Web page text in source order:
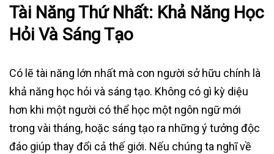
Tài Năng Thứ Nhất: Khả Năng Học
Hỏi Và Sáng Tạo
Có lẽ tài năng lớn nhất mà con người sở hữu chính là
khả năng học hỏi và sáng tạo. Không có gì kỳ diệu
hơn khi một người có thể học một ngôn ngữ mới
trong vài tháng, hoặc sáng tạo ra những ý tưởng độc
đáo giúp thay đổi cả thế giới. Nếu chúng ta nghĩ về